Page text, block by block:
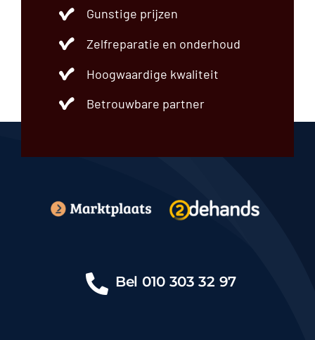
Gunstige prijzen
Zelfreparatie en onderhoud
Hoogwaardige kwaliteit
Betrouwbare partner
Bel 010 303 32 97